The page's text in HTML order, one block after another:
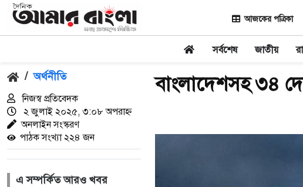
আজকের পত্রিকা
সর্বশেষ জাতীয়
/ অর্থনীতি
নিজস্ব প্রতিবেদক
২ জুলাই ২০২৫, ৩:০৮ অপরাহ্ন
অনলাইন সংস্করণ
পাঠক সংখ্যা ২২৪ জন
এ সম্পর্কিত আরও খবর
বাংলাদেশসহ ৩৪